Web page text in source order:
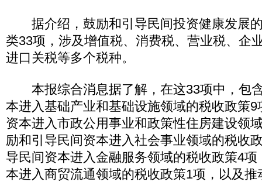
据介绍，鼓励和引导民间投资健康发展
类33项，涉及增值税、消费税、营业税、企
进口关税等多个税种。
本报综合消息据了解，在这33项中，包
本进入基础产业和基础设施领域的税收政策
资本进入市政公用事业和政策性住房建设领
励和引导民间资本进入社会事业领域的税收
导民间资本进入金融服务领域的税收政策4
本进入商贸流通领域的税收政策1项，以及